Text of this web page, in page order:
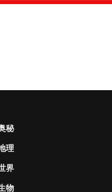
秘
理
界
物